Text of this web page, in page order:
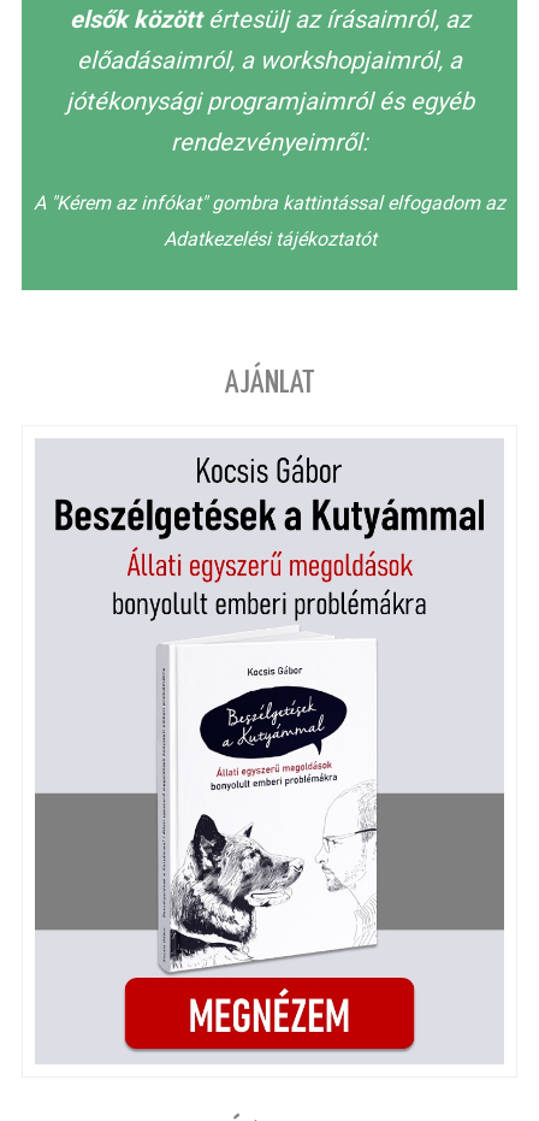
elsők közöttértesülj az írásaimról, az
előadásaimról, a workshopjaimról, a
jótékonysági programjaimról és egyéb
rendezvényeimről:
A "Kérem az infókat" gombra kattintással elfogadom az
Adatkezelési tájékoztatót
AJÁNLAT